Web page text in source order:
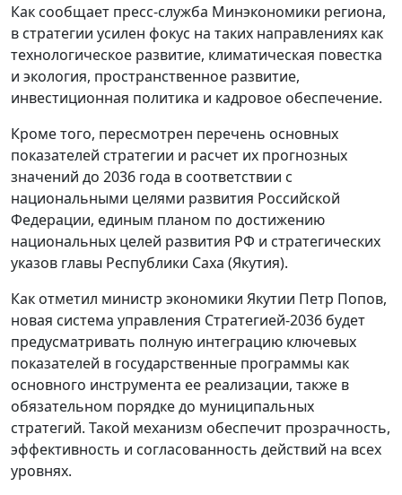
Как сообщает пресс-служба Минэкономики региона,
в стратегии усилен фокус на таких направлениях как
технологическое развитие, климатическая повестка
и экология, пространственное развитие,
инвестиционная политика и кадровое обеспечение.
Кроме того, пересмотрен перечень основных
показателей стратегии и расчет их прогнозных
значений до 2036 года в соответствии с
национальными целями развития Российской
Федерации, единым планом по достижению
национальных целей развития РФ и стратегических
указов главы Республики Саха (Якутия).
Как отметил министр экономики Якутии Петр Попов,
новая система управления Стратегией-2036 будет
предусматривать полную интеграцию ключевых
показателей в государственные программы как
основного инструмента ее реализации, также в
обязательном порядке до муниципальных
стратегий. Такой механизм обеспечит прозрачность,
эффективность и согласованность действий на всех
уровнях.